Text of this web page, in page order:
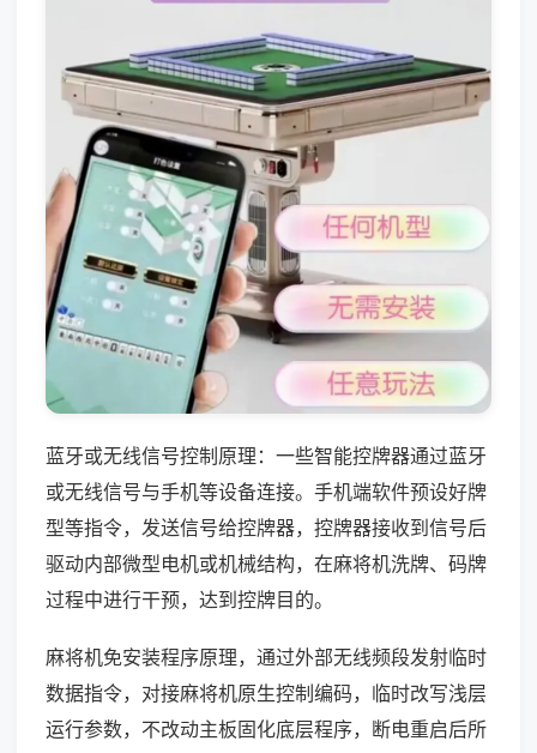
蓝牙或无线信号控制原理：一些智能控牌器通过蓝牙
或无线信号与手机等设备连接。手机端软件预设好牌
型等指令，发送信号给控牌器，控牌器接收到信号后
驱动内部微型电机或机械结构，在麻将机洗牌、码牌
过程中进行干预，达到控牌目的。
麻将机免安装程序原理，通过外部无线频段发射临时
数据指令，对接麻将机原生控制编码，临时改写浅层
运行参数，不改动主板固化底层程序，断电重启后所